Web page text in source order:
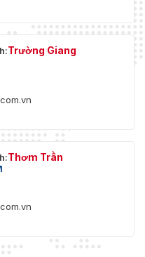
Trường Giang
Thơm Trần